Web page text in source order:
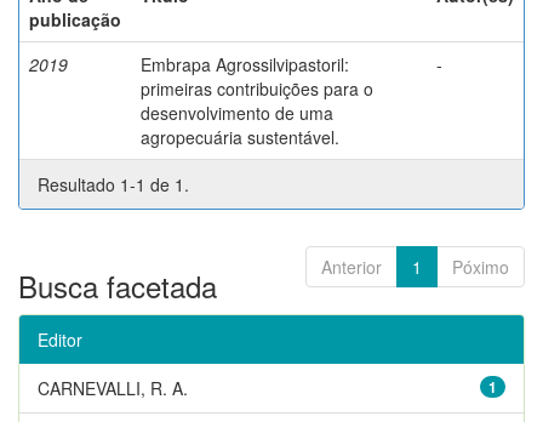
publicação
2019
Embrapa Agrossilvipastoril:
primeiras contribuições para o
desenvolvimento de uma
agropecuária sustentável.
-
Resultado 1-1 de 1.
Anterior 1 Póximo
Busca facetada
Editor
1
CARNEVALLI, R. A.